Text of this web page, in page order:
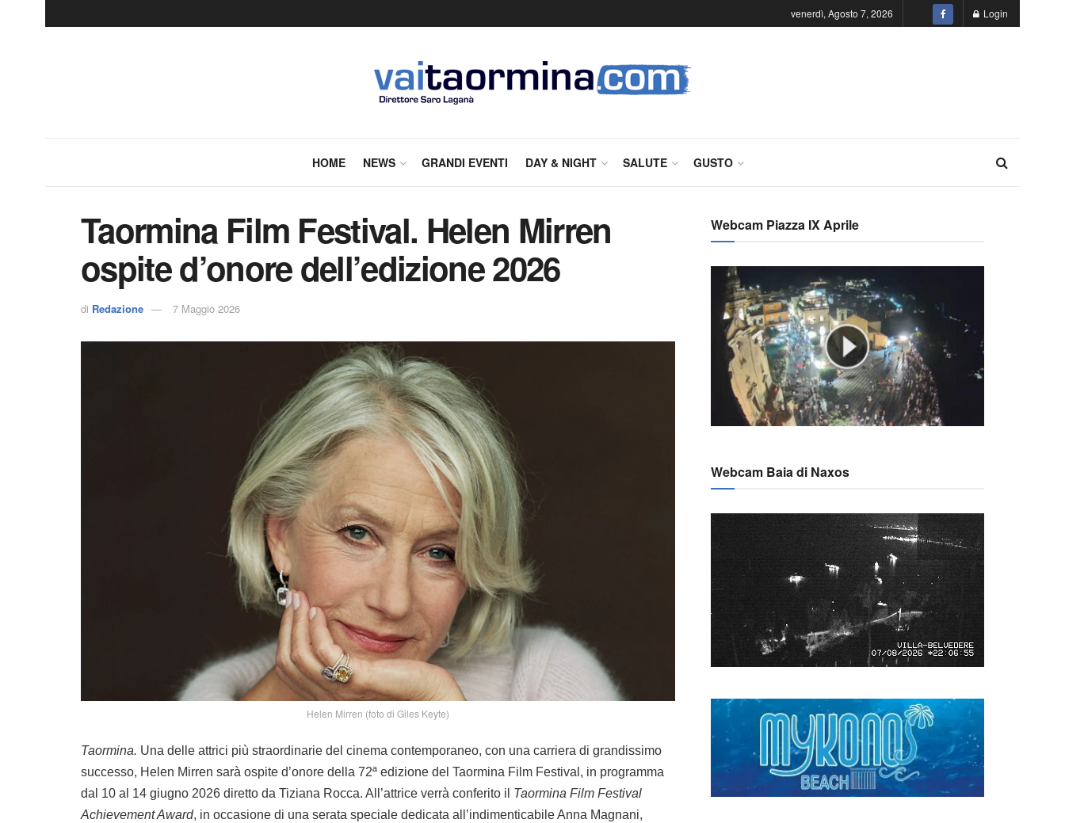
venerdì, Agosto 7, 2026 Login
HOME NEWS GRANDI EVENTI DAY & NIGHT SALUTE GUSTO
Taormina Film Festival. Helen Mirren
ospite d’onore dell’edizione 2026
di Redazione 7 Maggio 2026
Helen Mirren (foto di Giles Keyte)
Taormina. Una delle attrici più straordinarie del cinema contemporaneo, con una carriera di grandissimo
successo, Helen Mirren sarà ospite d’onore della 72ª edizione del Taormina Film Festival, in programma
dal 10 al 14 giugno 2026 diretto da Tiziana Rocca. All’attrice verrà conferito il Taormina Film Festival
Achievement Award, in occasione di una serata speciale dedicata all’indimenticabile Anna Magnani,
Webcam Piazza IX Aprile
Webcam Baia di Naxos